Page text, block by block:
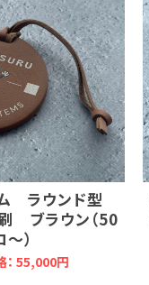
ラウンド型
ブラウン（50
～）
： 55,000円